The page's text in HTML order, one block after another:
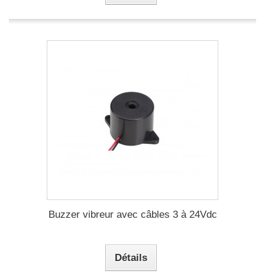
Buzzer vibreur avec câbles 3 à 24Vdc
Détails